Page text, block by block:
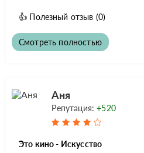
👍 Полезный отзыв (0)
Смотреть полностью
Аня
Репутация:+520
Это кино - Искусство